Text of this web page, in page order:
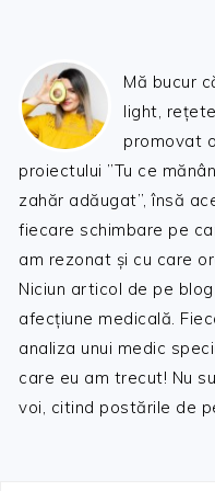
Mă bucur
light,
promovat
proiectului ”Tu ce
zahăr adăugat”, însă
fiecare schimbare pe
am rezonat și cu care
Niciun articol de pe
afecțiune medicală.
analiza unui medic
care eu am trecut! Nu
voi, citind postările de